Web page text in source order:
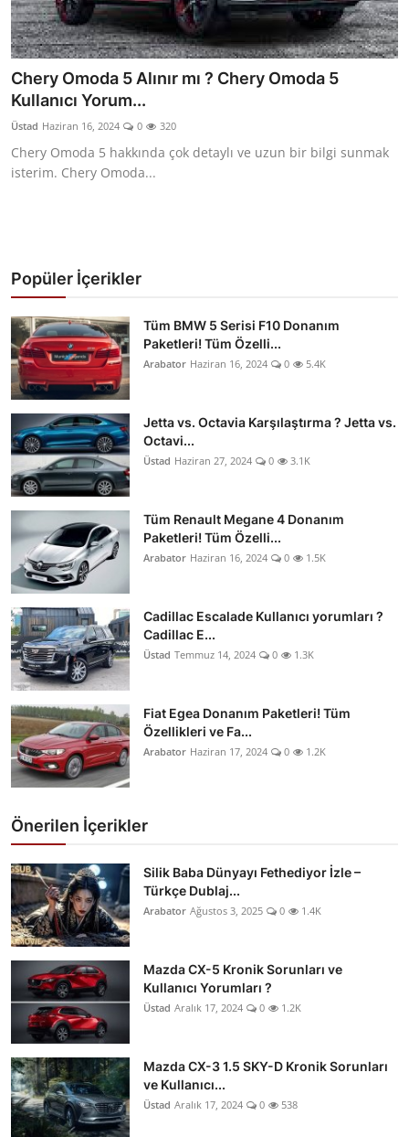
Chery Omoda 5 Alınır mı ? Chery Omoda 5
Kullanıcı Yorum...
Üstad Haziran 16, 2024 0 320
Chery Omoda 5 hakkında çok detaylı ve uzun bir bilgi sunmak
isterim. Chery Omoda...
Popüler İçerikler
Tüm BMW 5 Serisi F10 Donanım
Paketleri! Tüm Özelli...
Arabator Haziran 16, 2024 0 5.4K
Jetta vs. Octavia Karşılaştırma ? Jetta vs.
Octavi...
Üstad Haziran 27, 2024 0 3.1K
Tüm Renault Megane 4 Donanım
Paketleri! Tüm Özelli...
Arabator Haziran 16, 2024 0 1.5K
Cadillac Escalade Kullanıcı yorumları ?
Cadillac E...
Üstad Temmuz 14, 2024 0 1.3K
Fiat Egea Donanım Paketleri! Tüm
Özellikleri ve Fa...
Arabator Haziran 17, 2024 0 1.2K
Önerilen İçerikler
Silik Baba Dünyayı Fethediyor İzle –
Türkçe Dublaj...
Arabator Ağustos 3, 2025 0 1.4K
Mazda CX-5 Kronik Sorunları ve
Kullanıcı Yorumları ?
Üstad Aralık 17, 2024 0 1.2K
Mazda CX-3 1.5 SKY-D Kronik Sorunları
ve Kullanıcı...
Üstad Aralık 17, 2024 0 538